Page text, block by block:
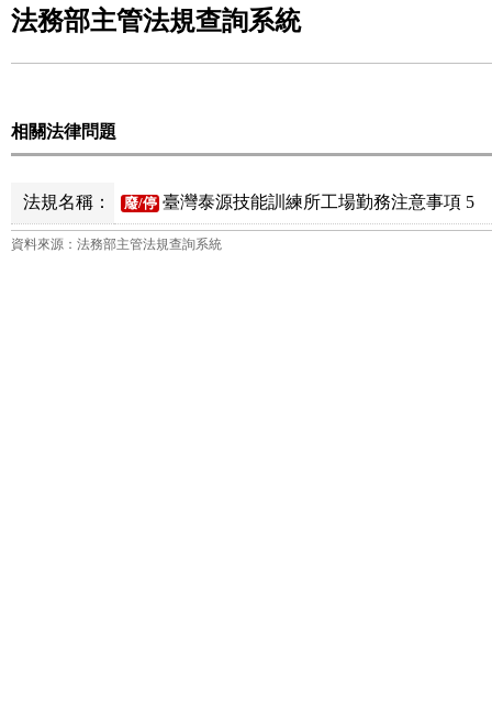
法務部主管法規查詢系統
相關法律問題
法規名稱： 廢/停 臺灣泰源技能訓練所工場勤務注意事項 5
資料來源：法務部主管法規查詢系統